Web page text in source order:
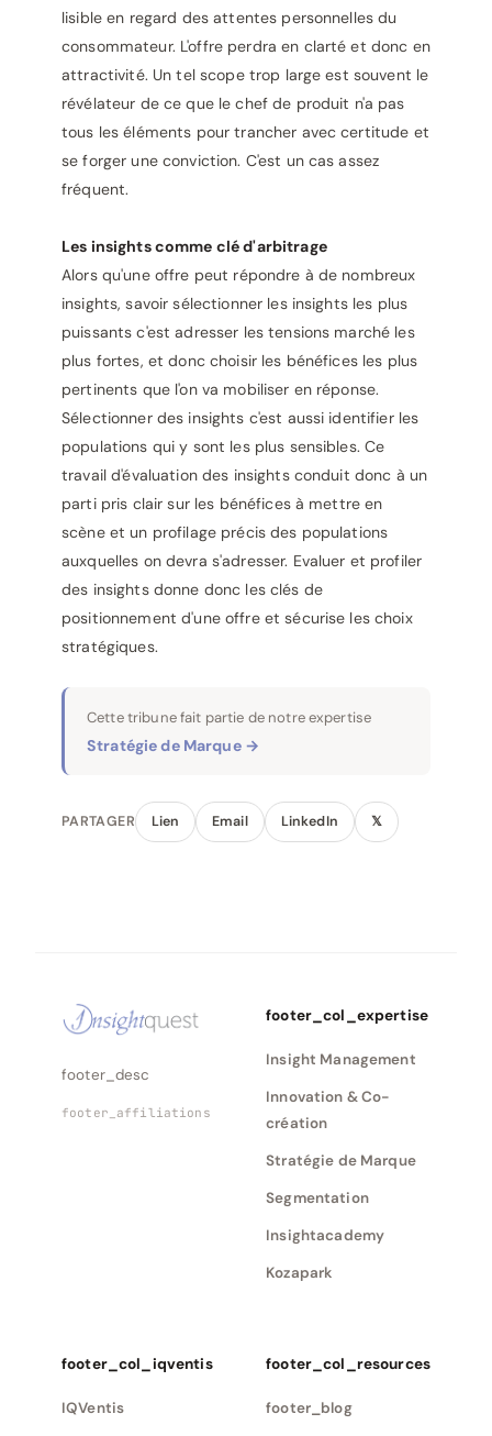
lisible en regard des attentes personnelles du
consommateur. L'offre perdra en clarté et donc en
attractivité. Un tel scope trop large est souvent le
révélateur de ce que le chef de produit n'a pas
tous les éléments pour trancher avec certitude et
se forger une conviction. C'est un cas assez
fréquent.
Les insights comme clé d'arbitrage
Alors qu'une offre peut répondre à de nombreux
insights, savoir sélectionner les insights les plus
puissants c'est adresser les tensions marché les
plus fortes, et donc choisir les bénéfices les plus
pertinents que l'on va mobiliser en réponse.
Sélectionner des insights c'est aussi identifier les
populations qui y sont les plus sensibles. Ce
travail d'évaluation des insights conduit donc à un
parti pris clair sur les bénéfices à mettre en
scène et un profilage précis des populations
auxquelles on devra s'adresser. Evaluer et profiler
des insights donne donc les clés de
positionnement d'une offre et sécurise les choix
stratégiques.
Cette tribune fait partie de notre expertise
Stratégie de Marque →
PARTAGER Lien Email LinkedIn 𝕏
footer_desc
footer_affiliations
footer_col_expertise
Insight Management
Innovation & Co-
création
Stratégie de Marque
Segmentation
Insightacademy
Kozapark
footer_col_iqventis
IQVentis
footer_col_resources
footer_blog